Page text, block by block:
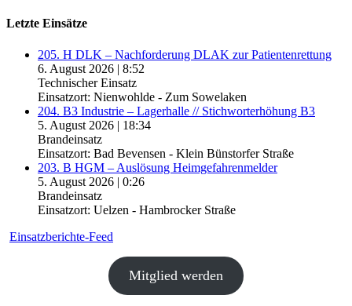
Letzte Einsätze
205. H DLK – Nachforderung DLAK zur Patientenrettung
6. August 2026 | 8:52
Technischer Einsatz
Einsatzort: Nienwohlde - Zum Sowelaken
204. B3 Industrie – Lagerhalle // Stichworterhöhung B3
5. August 2026 | 18:34
Brandeinsatz
Einsatzort: Bad Bevensen - Klein Bünstorfer Straße
203. B HGM – Auslösung Heimgefahrenmelder
5. August 2026 | 0:26
Brandeinsatz
Einsatzort: Uelzen - Hambrocker Straße
Einsatzberichte-Feed
Mitglied werden